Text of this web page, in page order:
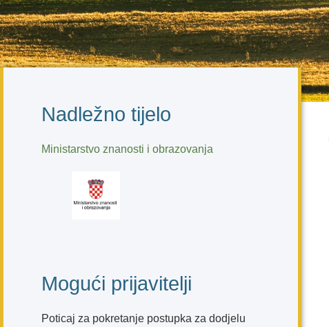
Nadležno tijelo
Ministarstvo znanosti i obrazovanja
Mogući prijavitelji
Poticaj za pokretanje postupka za dodjelu